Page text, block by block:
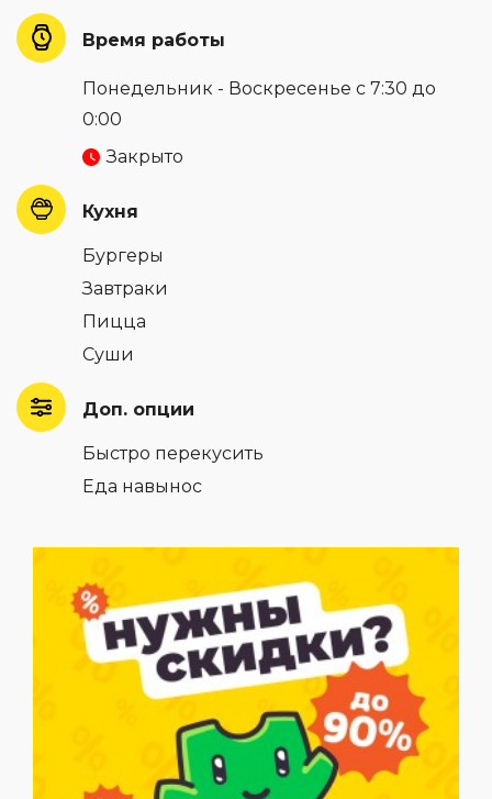
Время работы
Понедельник - Воскресенье с 7:30 до
0:00
Закрыто
Кухня
Бургеры
Завтраки
Пицца
Суши
Доп. опции
Быстро перекусить
Еда навынос